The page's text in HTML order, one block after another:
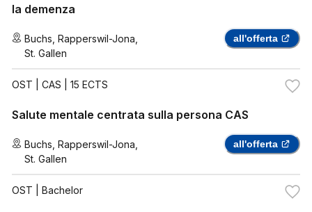
la demenza
Buchs Rapperswil-Jona
St. Gallen
all'offerta
OST | CAS | 15 ECTS
Salute mentale centrata sulla persona CAS
Buchs Rapperswil-Jona
St. Gallen
all'offerta
OST | Bachelor